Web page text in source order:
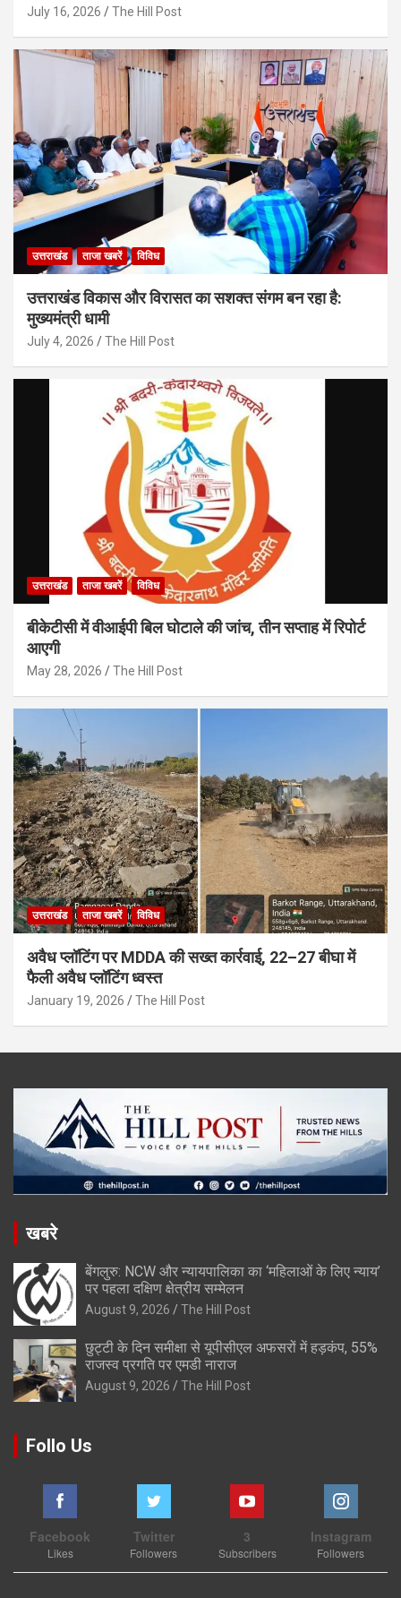
July 16, 2026 The Hill Post
उत्तराखंड ताजा खबरें विविध
उत्तराखंड विकास और विरासत का सशक्त संगम बन रहा है:
मुख्यमंत्री धामी
July 4, 2026 The Hill Post
उत्तराखंड ताजा खबरें विविध
बीकेटीसी में वीआईपी बिल घोटाले की जांच, तीन सप्ताह में रिपोर्ट
आएगी
May 28, 2026 The Hill Post
उत्तराखंड ताजा खबरें विविध
अवैध प्लॉटिंग पर MDDA की सख्त कार्रवाई, 22–27 बीघा में
फैली अवैध प्लॉटिंग ध्वस्त
January 19, 2026 The Hill Post
खबरे
बेंगलुरु: NCW और न्यायपालिका का ‘महिलाओं के लिए न्याय’
पर पहला दक्षिण क्षेत्रीय सम्मेलन
August 9, 2026 The Hill Post
छुट्टी के दिन समीक्षा से यूपीसीएल अफसरों में हड़कंप, 55%
राजस्व प्रगति पर एमडी नाराज
August 9, 2026 The Hill Post
Follo Us
Facebook
Likes
Twitter
Followers
3
Subscribers
Instagram
Followers